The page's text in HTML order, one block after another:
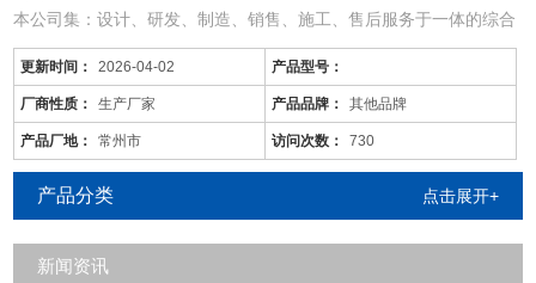
本公司集：设计、研发、制造、销售、施工、售后服务于一体的综合
型废气处理公司；
从事于：各类工业废气、废水、噪音、脱硫除尘、油烟火烟、通风降
温等工程的设计、制作、安装调试；
由于市场价格浮动影响，以上产品价格、属性仅供参考
常州/油烟废气净化装置/远程管理
更新时间： 2026-04-02 产品型号：
厂商性质： 生产厂家 产品品牌： 其他品牌
产品厂地： 常州市 访问次数： 730
产品分类 点击展开+
新闻资讯